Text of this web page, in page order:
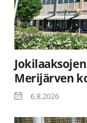
Merijärven
6.8.2026